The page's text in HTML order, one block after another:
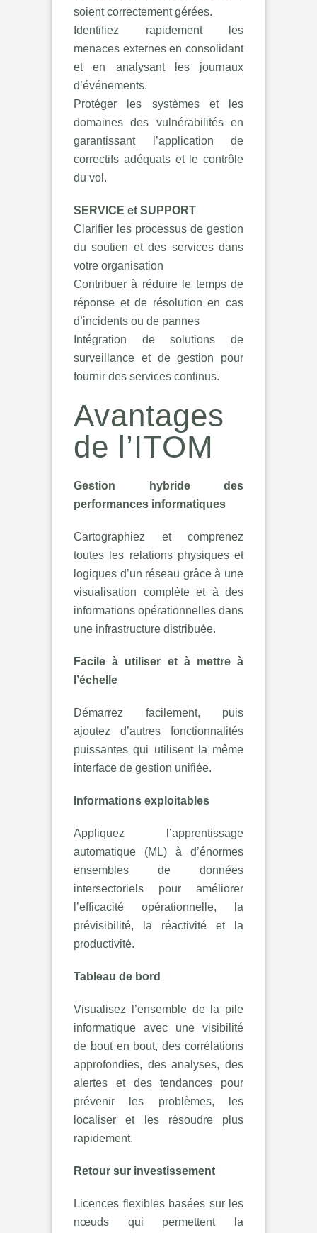
soient correctement gérées.
Identifiez rapidement les
menaces externes en consolidant
et en analysant les journaux
d’événements.
Protéger les systèmes et les
domaines des vulnérabilités en
garantissant l’application de
correctifs adéquats et le contrôle
du vol.
SERVICE et SUPPORT
Clarifier les processus de gestion
du soutien et des services dans
votre organisation
Contribuer à réduire le temps de
réponse et de résolution en cas
d’incidents ou de pannes
Intégration de solutions de
surveillance et de gestion pour
fournir des services continus.
Avantages
de l’ITOM
Gestion hybride des
performances informatiques
Cartographiez et comprenez
toutes les relations physiques et
logiques d’un réseau grâce à une
visualisation complète et à des
informations opérationnelles dans
une infrastructure distribuée.
Facile à utiliser et à mettre à
l’échelle
Démarrez facilement, puis
ajoutez d’autres fonctionnalités
puissantes qui utilisent la même
interface de gestion unifiée.
Informations exploitables
Appliquez l’apprentissage
automatique (ML) à d’énormes
ensembles de données
intersectoriels pour améliorer
l’efficacité opérationnelle, la
prévisibilité, la réactivité et la
productivité.
Tableau de bord
Visualisez l’ensemble de la pile
informatique avec une visibilité
de bout en bout, des corrélations
approfondies, des analyses, des
alertes et des tendances pour
prévenir les problèmes, les
localiser et les résoudre plus
rapidement.
Retour sur investissement
Licences flexibles basées sur les
nœuds qui permettent la